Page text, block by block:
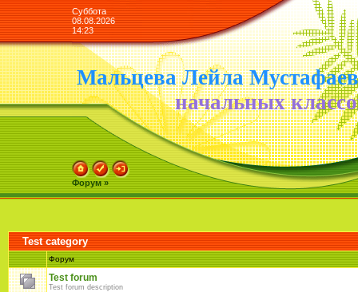
Суббота
08.08.2026
14:23
Мальцева Лейла
начальных
Форум »
Test category
Форум
Test forum
Test forum description